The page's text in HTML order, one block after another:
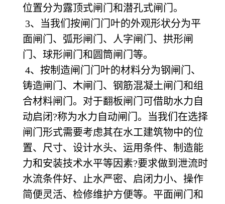
位置分为露顶式闸门和潜孔式闸门。
3、当我们按闸门门叶的外观形状分为平
面闸门、弧形闸门、人字闸门、拱形闸
门、球形闸门和圆筒闸门等。
4、按制造闸门门叶的材料分为钢闸门、
铸造闸门、木闸门、钢筋混凝土闸门和组
合材料闸门。对于翻板闸门可借助水力自
动启闭?称为水力自动闸门。当我们在选择
闸门形式需要考虑其在水工建筑物中的位
置、尺寸、设计水头、运用条件、制造能
力和安装技术水平等因素?要求做到泄流时
水流条件好、止水严密、启闭力小、操作
简便灵活、检修维护方便等。平面闸门和